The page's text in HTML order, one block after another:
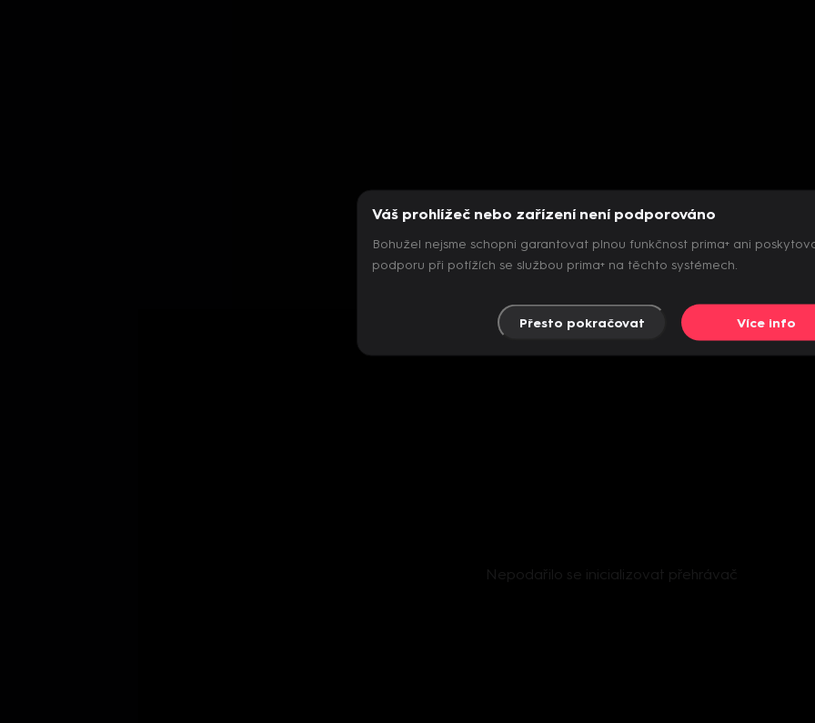
Nepodařilo se inicializovat přehrávač
Váš prohlížeč nebo zařízení není podporováno
Bohužel nejsme schopni garantovat plnou funkčnost prima+ ani
podporu při potížích se službou prima+ na těchto systémech.
Přesto pokračovat Více info